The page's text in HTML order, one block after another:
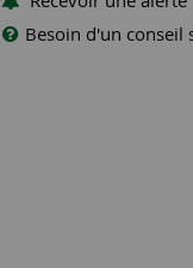
Besoin d'un conseil